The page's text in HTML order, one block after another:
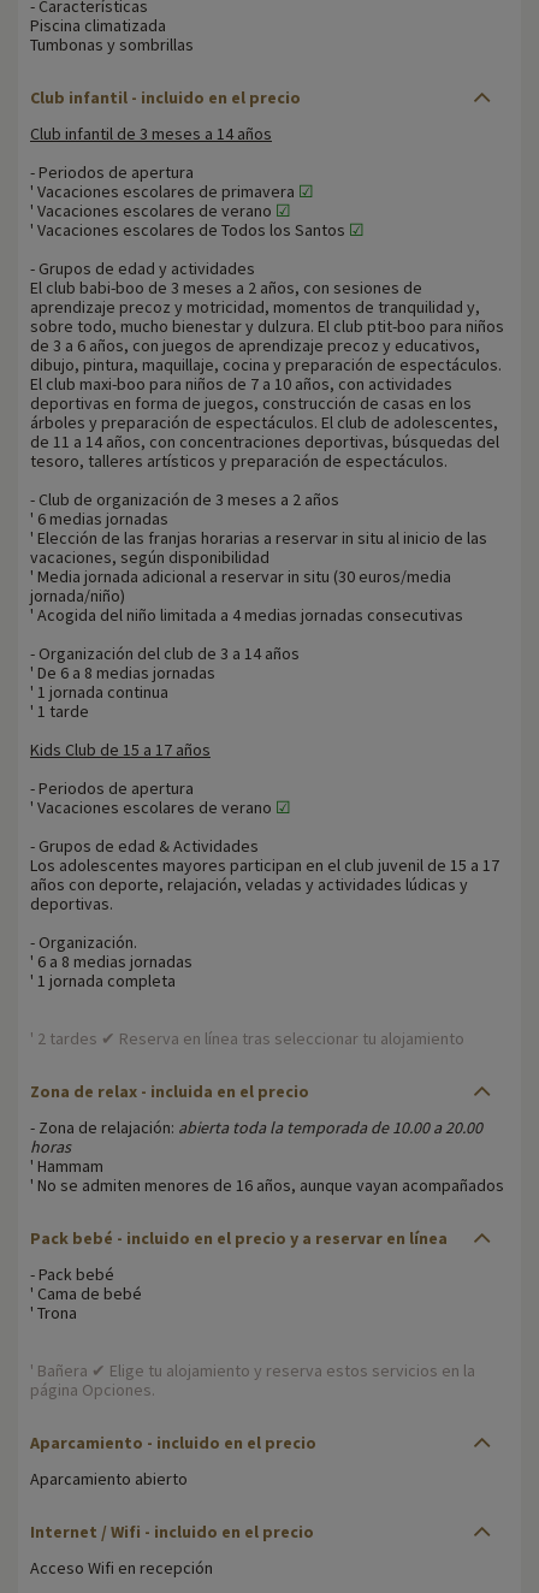
- Características
Piscina climatizada
Tumbonas y sombrillas
Club infantil - incluido en el precio
Club infantil de 3 meses a 14 años
- Periodos de apertura
' Vacaciones escolares de primavera ☑
' Vacaciones escolares de verano ☑
' Vacaciones escolares de Todos los Santos ☑
- Grupos de edad y actividades
El club babi-boo de 3 meses a 2 años, con sesiones de
aprendizaje precoz y motricidad, momentos de tranquilidad y,
sobre todo, mucho bienestar y dulzura. El club ptit-boo para niños
de 3 a 6 años, con juegos de aprendizaje precoz y educativos,
dibujo, pintura, maquillaje, cocina y preparación de espectáculos.
El club maxi-boo para niños de 7 a 10 años, con actividades
deportivas en forma de juegos, construcción de casas en los
árboles y preparación de espectáculos. El club de adolescentes,
de 11 a 14 años, con concentraciones deportivas, búsquedas del
tesoro, talleres artísticos y preparación de espectáculos.
- Club de organización de 3 meses a 2 años
' 6 medias jornadas
' Elección de las franjas horarias a reservar in situ al inicio de las
vacaciones, según disponibilidad
' Media jornada adicional a reservar in situ (30 euros/media
jornada/niño)
' Acogida del niño limitada a 4 medias jornadas consecutivas
- Organización del club de 3 a 14 años
' De 6 a 8 medias jornadas
' 1 jornada continua
' 1 tarde
Kids Club de 15 a 17 años
- Periodos de apertura
' Vacaciones escolares de verano ☑
- Grupos de edad & Actividades
Los adolescentes mayores participan en el club juvenil de 15 a 17
años con deporte, relajación, veladas y actividades lúdicas y
deportivas.
- Organización.
' 6 a 8 medias jornadas
' 1 jornada completa
' 2 tardes ✔ Reserva en línea tras seleccionar tu alojamiento
Zona de relax - incluida en el precio
- Zona de relajación: abierta toda la temporada de 10.00 a 20.00
horas
' Hammam
' No se admiten menores de 16 años, aunque vayan acompañados
Pack bebé - incluido en el precio y a reservar en línea
- Pack bebé
' Cama de bebé
' Trona
' Bañera ✔ Elige tu alojamiento y reserva estos servicios en la
página Opciones.
Aparcamiento - incluido en el precio
Aparcamiento abierto
Internet / Wifi - incluido en el precio
Acceso Wifi en recepción